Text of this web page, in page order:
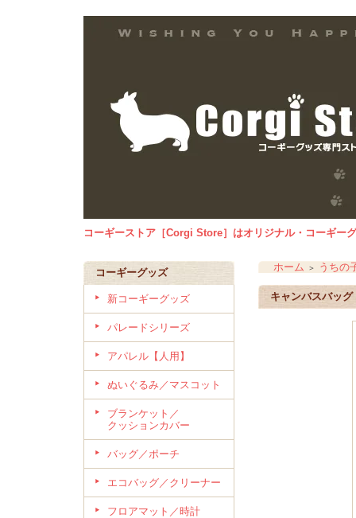
コーギーストア［Corgi Store］はオリジナル・コーギー
コーギーグッズ
新コーギーグッズ
パレードシリーズ
アパレル【人用】
ぬいぐるみ／マスコット
ブランケット／
クッションカバー
バッグ／ポーチ
エコバッグ／クリーナー
フロアマット／時計
ホーム ＞ うちの
キャンバスバッグ